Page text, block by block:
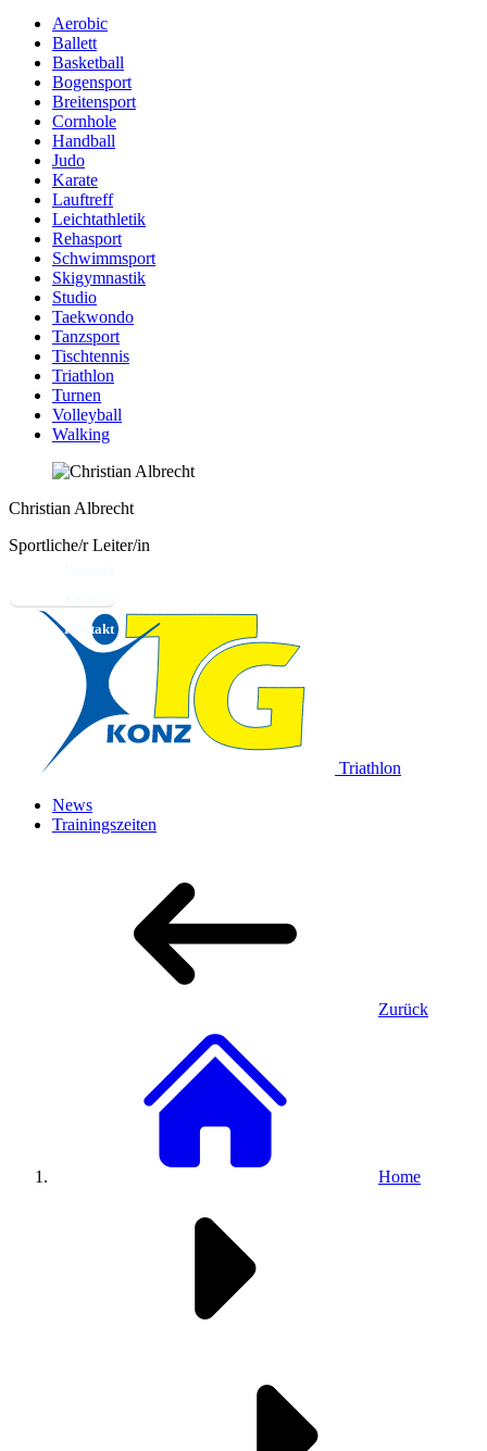
Aerobic
Ballett
Basketball
Bogensport
Breitensport
Cornhole
Handball
Judo
Karate
Lauftreff
Leichtathletik
Rehasport
Schwimmsport
Skigymnastik
Studio
Taekwondo
Tanzsport
Tischtennis
Triathlon
Turnen
Volleyball
Walking
Christian Albrecht
Sportliche/r Leiter/in
Triathlon
News
Trainingszeiten
Zurück
Home